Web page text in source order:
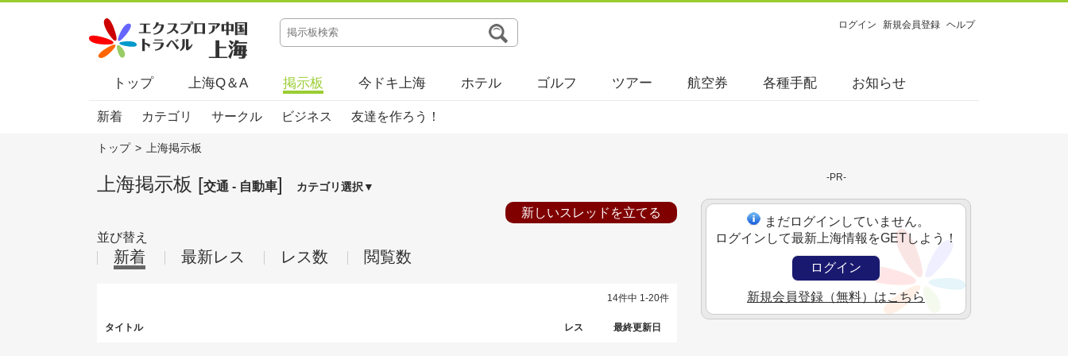
ログイン 新規会員登録 ヘルプ
トップ 上海Q＆A 掲示板 今ドキ上海 ホテル ゴルフ ツアー 航空券 各種手配 お知らせ
新着 カテゴリ サークル ビジネス 友達を作ろう！
トップ > 上海掲示板
上海掲示板 [交通 - 自動車] カテゴリ選択▼
新しいスレッドを立てる
並び替え
新着 最新レス レス数 閲覧数
14件中 1-20件
タイトル レス 最終更新日
-PR-
まだログインしていません。
ログインして最新上海情報をGETしよう！
ログイン
新規会員登録（無料）はこちら